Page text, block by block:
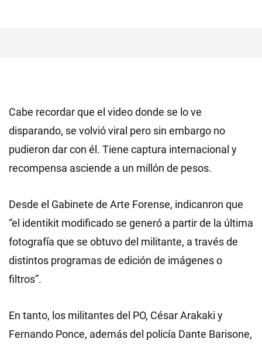
Cabe recordar que el video donde se lo ve
disparando, se volvió viral pero sin embargo no
pudieron dar con él. Tiene captura internacional y
recompensa asciende a un millón de pesos.
Desde el Gabinete de Arte Forense, indicanron que
“el identikit modificado se generó a partir de la última
fotografía que se obtuvo del militante, a través de
distintos programas de edición de imágenes o
filtros”.
En tanto, los militantes del PO, César Arakaki y
Fernando Ponce, además del policía Dante Barisone,